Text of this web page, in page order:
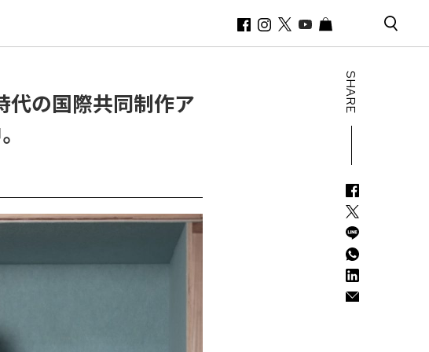
SHARE
代の国際共同制作ア